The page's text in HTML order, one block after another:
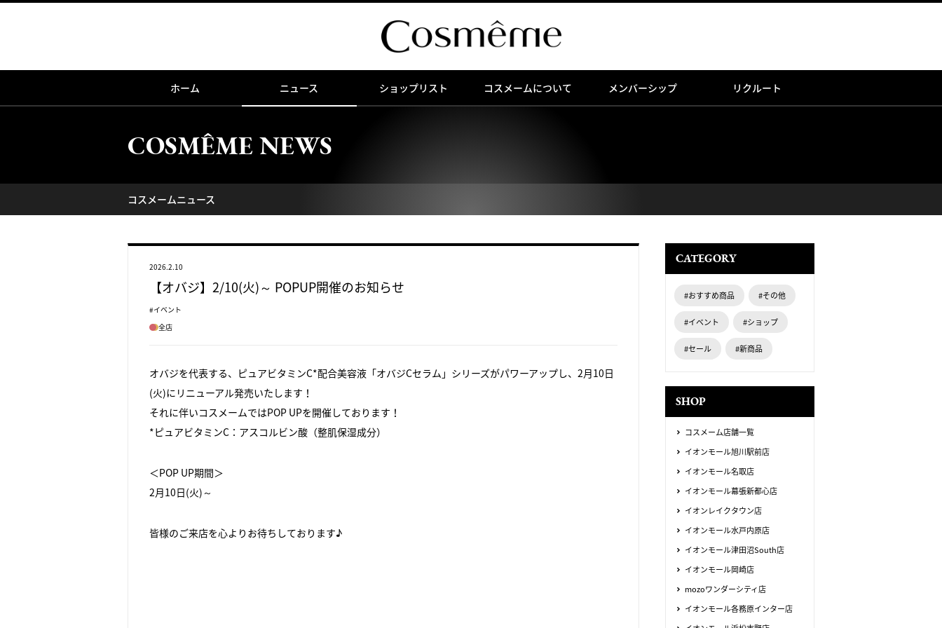
ホーム ニュース ショップリスト コスメームについて メンバーシップ リクルート
COSMÊME NEWS
コスメームニュース
2026.2.10
【オバジ】2/10(火)～ POPUP開催のお知らせ
#イベント
全店
オバジを代表する、ピュアビタミンC*配合美容液「オバジCセラム」シリーズがパワーアップし、2月10日
(火)にリニューアル発売いたします！
それに伴いコスメームではPOP UPを開催しております！
*ピュアビタミンC：アスコルビン酸（整肌保湿成分）
＜POP UP期間＞
2月10日(火)～
皆様のご来店を心よりお待ちしております♪
CATEGORY
#おすすめ商品 #その他
#イベント #ショップ
#セール #新商品
SHOP
コスメーム店舗一覧
イオンモール旭川駅前店
イオンモール名取店
イオンモール幕張新都心店
イオンレイクタウン店
イオンモール水戸内原店
イオンモール津田沼South店
イオンモール岡崎店
mozoワンダーシティ店
イオンモール各務原インター店